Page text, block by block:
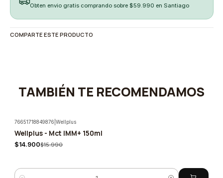
Obten envio gratis comprando sobre $59.990 en Santiago
COMPARTE ESTE PRODUCTO
TAMBIÉN TE RECOMENDAMOS
-7%
76651718849876 |Wellplus
Wellplus - Mct IMM+ 150ml
$14.900$15.990